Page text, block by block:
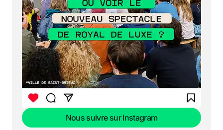
Nous suivre sur Instagram